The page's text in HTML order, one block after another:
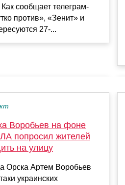
сообщает телеграм-
против», «Зенит» и
27-...
Воробьев на фоне
попросил жителей
на улицу
Орска Артем Воробьев
украинских